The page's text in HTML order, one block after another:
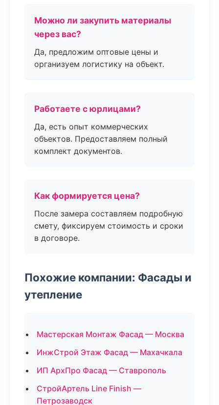
Можно ли закупить материалы
через вас?
Да, предложим оптовые цены и
организуем логистику на объект.
Работаете с юрлицами?
Да, есть опыт коммерческих
объектов. Предоставляем полный
комплект документов.
Как формируется цена?
После замера составляем подробную
смету, фиксируем стоимость и сроки
в договоре.
Похожие компании: Фасады и
утепление
Мастерская Монтаж Фасад — Москва
ИнжСтрой Этаж Фасад — Махачкала
ИП АрхПро Фасад — Ставрополь
СтройАртель Line Finish —
Петрозаводск